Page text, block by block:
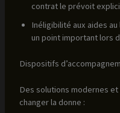
contrat le prévoit
Inéligibilité aux aides
un point important lors
Dispositifs
Des solutions modernes
changer la donne :